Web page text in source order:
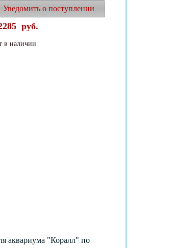
Уведомить о поступлении
руб.
в наличии
аквариума "Коралл" по